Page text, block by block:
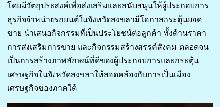
โดยมีวัตถุประสงค์เพื่อส่งเสริมและสนับสนุนให้ผู้ประกอบการ
ธุรกิจจำหน่ายรถยนต์ในจังหวัดสงขลามีโอกาสกระตุ้นยอด
ขาย นำเสนอกิจกรรมที่เป็นประโยชน์ต่อลูกค้า ทั้งด้านราคา
การส่งเสริมการขาย และกิจกรรมสร้างสรรค์สังคม ตลอดจน
เป็นการสร้างภาพลักษณ์ที่ดีของผู้ประกอบการและกระตุ้น
เศรษฐกิจในจังหวัดสงขลาให้สอดคล้องกับการเป็นเมือง
เศรษฐกิจของภาคใต้